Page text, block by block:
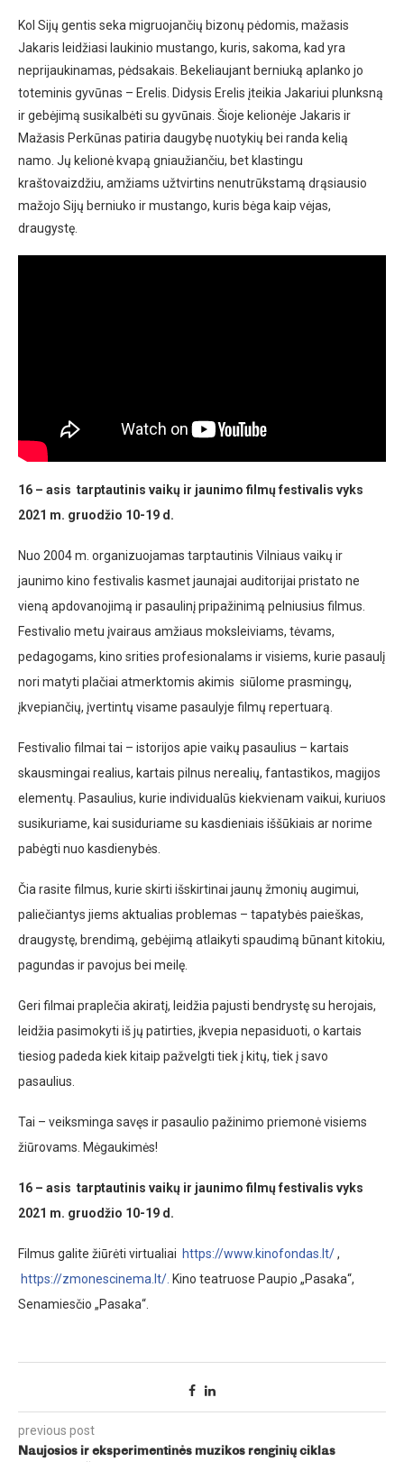
Kol Sijų gentis seka migruojančių bizonų pėdomis, mažasis
Jakaris leidžiasi laukinio mustango, kuris, sakoma, kad yra
neprijaukinamas, pėdsakais. Bekeliaujant berniuką aplanko jo
toteminis gyvūnas – Erelis. Didysis Erelis įteikia Jakariui plunksną
ir gebėjimą susikalbėti su gyvūnais. Šioje kelionėje Jakaris ir
Mažasis Perkūnas patiria daugybę nuotykių bei randa kelią
namo. Jų kelionė kvapą gniaužiančiu, bet klastingu
kraštovaizdžiu, amžiams užtvirtins nenutrūkstamą drąsiausio
mažojo Sijų berniuko ir mustango, kuris bėga kaip vėjas,
draugystę.
16 – asis tarptautinis vaikų ir jaunimo filmų festivalis vyks
2021 m. gruodžio 10-19 d.
Nuo 2004 m. organizuojamas tarptautinis Vilniaus vaikų ir
jaunimo kino festivalis kasmet jaunajai auditorijai pristato ne
vieną apdovanojimą ir pasaulinį pripažinimą pelniusius filmus.
Festivalio metu įvairaus amžiaus moksleiviams, tėvams,
pedagogams, kino srities profesionalams ir visiems, kurie pasaulį
nori matyti plačiai atmerktomis akimis siūlome prasmingų,
įkvepiančių, įvertintų visame pasaulyje filmų repertuarą.
Festivalio filmai tai – istorijos apie vaikų pasaulius – kartais
skausmingai realius, kartais pilnus nerealių, fantastikos, magijos
elementų. Pasaulius, kurie individualūs kiekvienam vaikui, kuriuos
susikuriame, kai susiduriame su kasdieniais iššūkiais ar norime
pabėgti nuo kasdienybės.
Čia rasite filmus, kurie skirti išskirtinai jaunų žmonių augimui,
paliečiantys jiems aktualias problemas – tapatybės paieškas,
draugystę, brendimą, gebėjimą atlaikyti spaudimą būnant kitokiu,
pagundas ir pavojus bei meilę.
Geri filmai praplečia akiratį, leidžia pajusti bendrystę su herojais,
leidžia pasimokyti iš jų patirties, įkvepia nepasiduoti, o kartais
tiesiog padeda kiek kitaip pažvelgti tiek į kitų, tiek į savo
pasaulius.
Tai – veiksminga savęs ir pasaulio pažinimo priemonė visiems
žiūrovams. Mėgaukimės!
16 – asis tarptautinis vaikų ir jaunimo filmų festivalis vyks
2021 m. gruodžio 10-19 d.
Filmus galite žiūrėti virtualiai https://www.kinofondas.lt/,
https://zmonescinema.lt/. Kino teatruose Paupio „Pasaka“,
Senamiesčio „Pasaka“.
previous post
Naujosios ir eksperimentinės muzikos renginių ciklas